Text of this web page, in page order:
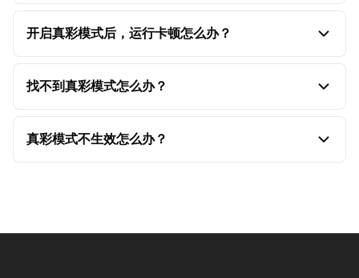
可支持真彩模式； 如果被控端显卡为 Intel ，需要看
真彩模式）；被控端显卡为 AMD 则不支持真彩模式；
主控端为 macOS 系统时：部分低版本的系统或者显
开启真彩模式后，运行卡顿怎么办？
运行卡顿的情况，可以尝试降低画质、帧率来缓解。
找不到真彩模式怎么办？
macOS 设备，暂时还不支持“真彩模式”；
真彩模式不生效怎么办？